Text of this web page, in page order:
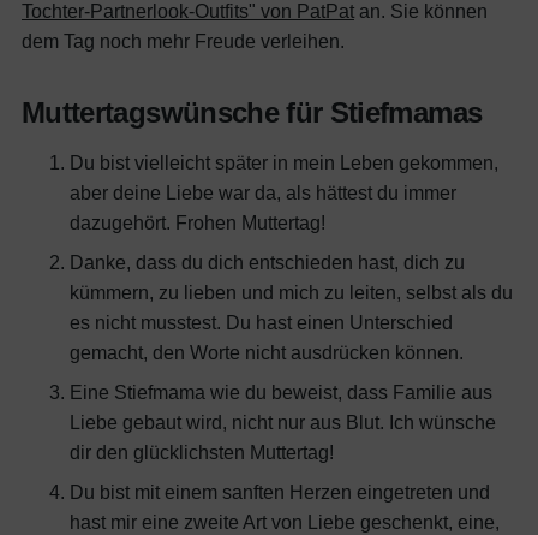
Tochter-Partnerlook-Outfits" von PatPat an. Sie können
dem Tag noch mehr Freude verleihen.
Muttertagswünsche für Stiefmamas
Du bist vielleicht später in mein Leben gekommen,
aber deine Liebe war da, als hättest du immer
dazugehört. Frohen Muttertag!
Danke, dass du dich entschieden hast, dich zu
kümmern, zu lieben und mich zu leiten, selbst als du
es nicht musstest. Du hast einen Unterschied
gemacht, den Worte nicht ausdrücken können.
Eine Stiefmama wie du beweist, dass Familie aus
Liebe gebaut wird, nicht nur aus Blut. Ich wünsche
dir den glücklichsten Muttertag!
Du bist mit einem sanften Herzen eingetreten und
hast mir eine zweite Art von Liebe geschenkt, eine,